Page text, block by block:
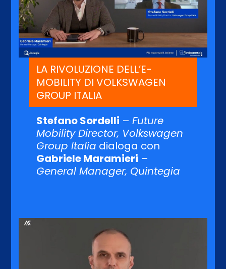
LA RIVOLUZIONE DELL’E-
MOBILITY DI VOLKSWAGEN
GROUP ITALIA
Stefano Sordelli –Future
Mobility Director, Volkswagen
Group Italia dialoga con
Gabriele Maramieri –
General Manager, Quintegia